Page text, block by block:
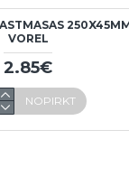
VOREL
2.85€
NOPIRKT